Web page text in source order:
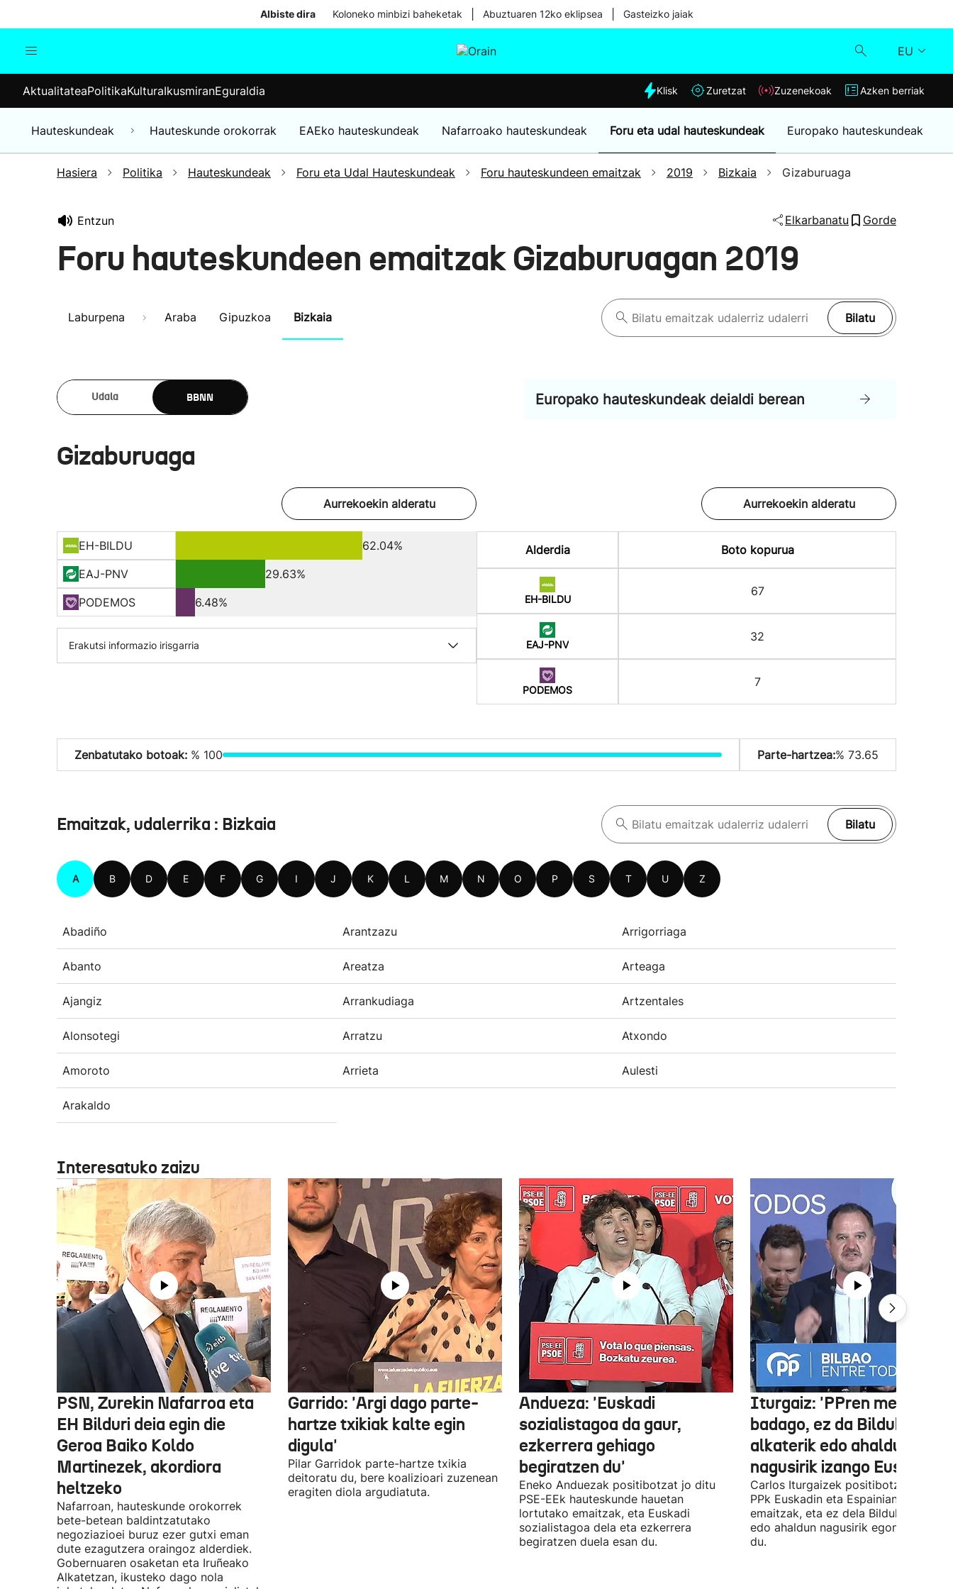
Albiste dira Koloneko minbizi baheketak Abuztuaren 12ko eklipsea Gasteizko jaiak
EU
Munduko albisteak
Hauteskundeak
Eguraldia
Klisk
Zuzenekoak
Azken berriak
AktualitateaPolitikaKulturaIkusmiranEguraldia Klisk Zuretzat Zuzenekoak Azken berriak
Hauteskundeak Hauteskunde orokorrak EAEko hauteskundeak Nafarroako hauteskundeak Foru eta udal hauteskundeak Europako hauteskundeak
Hasiera Politika Hauteskundeak Foru eta Udal Hauteskundeak Foru hauteskundeen emaitzak 2019 Bizkaia Gizaburuaga
Entzun Elkarbanatu Gorde
Foru hauteskundeen emaitzak Gizaburuagan 2019
Laburpena Araba Gipuzkoa Bizkaia Bilatu
Udala BBNN Europako hauteskundeak deialdi berean
Gizaburuaga
Aurrekoekin alderatu
EH-BILDU
62.04%
EAJ-PNV
29.63%
PODEMOS
6.48%
Erakutsi informazio irisgarria
Aurrekoekin alderatu
Alderdia Boto kopurua
EH-BILDU
67
EAJ-PNV
32
PODEMOS
7
Zenbatutako botoak: % 100 Parte-hartzea:% 73.65
Emaitzak, udalerrika : Bizkaia Bilatu
A B D E F G I J K L M N O P S T U Z
Abadiño Arantzazu Arrigorriaga
Abanto Areatza Arteaga
Ajangiz Arrankudiaga Artzentales
Alonsotegi Arratzu Atxondo
Amoroto Arrieta Aulesti
Arakaldo
Interesatuko zaizu
PSN, Zurekin Nafarroa eta
EH Bilduri deia egin die
Geroa Baiko Koldo
Martinezek, akordiora
heltzeko
Nafarroan, hauteskunde orokorrek
bete-betean baldintzatutako
negoziazioei buruz ezer gutxi eman
dute ezagutzera oraingoz alderdiek.
Gobernuaren osaketan eta Iruñeako
Alkatetzan, ikusteko dago nola
Garrido: 'Argi dago parte-
hartze txikiak kalte egin
digula'
Pilar Garridok parte-hartze txikia
deitoratu du, bere koalizioari zuzenean
eragiten diola argudiatuta.
Andueza: 'Euskadi
sozialistagoa da gaur,
ezkerrera gehiago
begiratzen du'
Eneko Anduezak positibotzat jo ditu
PSE-EEk hauteskunde hauetan
lortutako emaitzak, eta Euskadi
sozialistagoa dela eta ezkerrera
begiratzen duela esan du.
Iturgaiz: 'PPren menpe
badago, ez da Bilduko
alkaterik edo ahaldun
nagusirik izango Euskadin'
Carlos Iturgaizek positibotzat jo ditu
PPk Euskadin eta Espainian lortutako
emaitzak, eta ez dela Bilduko
edo ahaldun nagusirik egongo
du.